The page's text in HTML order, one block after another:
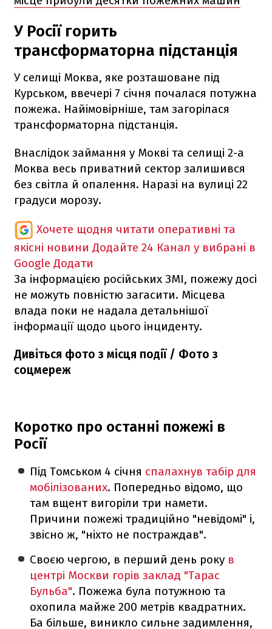
У Росії горить
трансформаторна підстанція
У селищі Моква, яке розташоване під
Курськом, ввечері 7 січня почалася потужна
пожежа. Найімовірніше, там загорілася
трансформаторна підстанція.
Внаслідок займання у Мокві та селищі 2-а
Моква весь приватний сектор залишився
без світла й опалення. Наразі на вулиці 22
градуси морозу.
Хочете щодня читати оперативні та
якісні новини Додайте 24 Канал у вибрані в
Google Додати
За інформацією російських ЗМІ, пожежу досі
не можуть повністю загасити. Місцева
влада поки не надала детальнішої
інформації щодо цього інциденту.
Дивіться фото з місця події / Фото з
соцмереж
Коротко про останні пожежі в
Росії
Під Томськом 4 січня спалахнув табір для
мобілізованих. Попередньо відомо, що
там вщент вигоріли три намети.
Причини пожежі традиційно "невідомі" і,
звісно ж, "ніхто не постраждав".
Своєю чергою, в перший день року в
центрі Москви горів заклад "Тарас
Бульба". Пожежа була потужною та
охопила майже 200 метрів квадратних.
Ба більше, виникло сильне задимлення,